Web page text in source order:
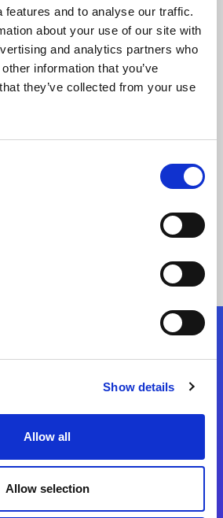
features and to analyse our traffic.
about your use of our site with
and analytics partners who
information that you’ve
they’ve collected from your use
Show details
Allow all
Allow selection
setzt auf vorkonfigurierten